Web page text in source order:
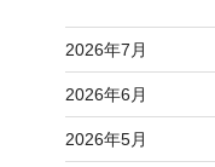
2026年7月
2026年6月
2026年5月